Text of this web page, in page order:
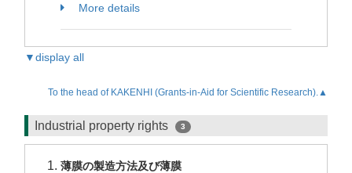
More details
▼display all
To the head of KAKENHI (Grants-in-Aid for Scientific Research).▲
Industrial property rights 3
薄膜の製造方法及び薄膜